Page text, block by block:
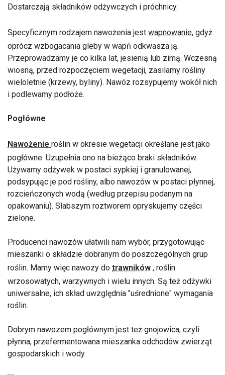
Dostarczają składników odżywczych i próchnicy.
Specyficznym rodzajem nawożenia jest wapnowanie, gdyż
oprócz wzbogacania gleby w wapń odkwasza ją.
Przeprowadzamy je co kilka lat, jesienią lub zimą. Wczesną
wiosną, przed rozpoczęciem wegetacji, zasilamy rośliny
wieloletnie (krzewy, byliny). Nawóz rozsypujemy wokół nich
i podlewamy podłoże.
Pogłówne
Nawożenie roślin w okresie wegetacji określane jest jako
pogłówne. Uzupełnia ono na bieżąco braki składników.
Używamy odżywek w postaci sypkiej i granulowanej,
podsypując je pod rośliny, albo nawozów w postaci płynnej,
rozcieńczonych wodą (według przepisu podanym na
opakowaniu). Słabszym roztworem opryskujemy części
zielone.
Producenci nawozów ułatwili nam wybór, przygotowując
mieszanki o składzie dobranym do poszczególnych grup
roślin. Mamy więc nawozy do trawników , roślin
wrzosowatych, warzywnych i wielu innych. Są też odżywki
uniwersalne, ich skład uwzględnia "uśrednione" wymagania
roślin.
Dobrym nawozem pogłównym jest też gnojowica, czyli
płynna, przefermentowana mieszanka odchodów zwierząt
gospodarskich i wody.